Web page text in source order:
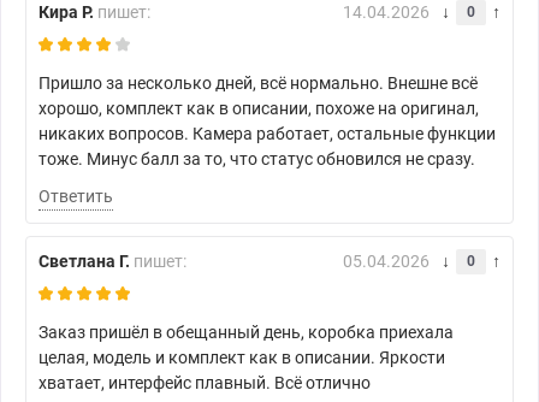
Кира Р. пишет: 14.04.2026 0
Пришло за несколько дней, всё нормально. Внешне всё
хорошо, комплект как в описании, похоже на оригинал,
никаких вопросов. Камера работает, остальные функции
тоже. Минус балл за то, что статус обновился не сразу.
Ответить
Светлана Г. пишет: 05.04.2026 0
Заказ пришёл в обещанный день, коробка приехала
целая, модель и комплект как в описании. Яркости
хватает, интерфейс плавный. Всё отлично